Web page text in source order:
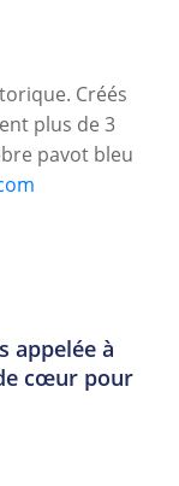
Créés
plus de 3
pavot bleu
appelée à
cœur pour